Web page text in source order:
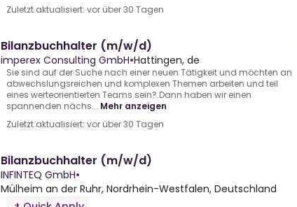
Zuletzt aktualisiert: vor über 30 Tagen
Bilanzbuchhalter (m/w/d)
imperex Consulting GmbH•Hattingen, de
Sie sind auf der Suche nach einer neuen Tätigkeit und möchten an
abwechslungsreichen und komplexen Themen arbeiten und teil
eines werteorientierten Teams sein?.Dann haben wir einen
spannenden nächs... Mehr anzeigen
Zuletzt aktualisiert: vor über 30 Tagen
Bilanzbuchhalter (m/w/d)
INFINTEQ GmbH•
Mülheim an der Ruhr, Nordrhein-Westfalen, Deutschland